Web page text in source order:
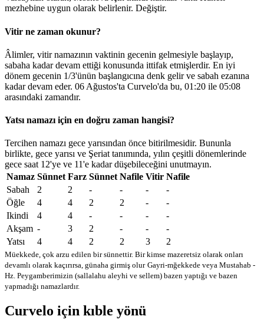
mezhebine uygun olarak belirlenir. Değiştir.
Vitir ne zaman okunur?
Âlimler, vitir namazının vaktinin gecenin gelmesiyle başlayıp,
sabaha kadar devam ettiği konusunda ittifak etmişlerdir. En iyi
dönem gecenin 1/3'ünün başlangıcına denk gelir ve sabah ezanına
kadar devam eder. 06 Ağustos'ta Curvelo'da bu, 01:20 ile 05:08
arasındaki zamandır.
Yatsı namazı için en doğru zaman hangisi?
Tercihen namazı gece yarısından önce bitirilmesidir. Bununla
birlikte, gece yarısı ve Şeriat tanımında, yılın çeşitli dönemlerinde
gece saat 12'ye ve 11'e kadar düşebileceğini unutmayın.
Namaz Sünnet Farz Sünnet Nafile Vitir Nafile
Sabah
2 2 - - -
-
Öğle
4 4 2 2 -
-
Ikindi
4 4 - - -
-
Akşam - 3 2 - -
-
Yatsı
4 4 2 2 3 2
Müekkede, çok arzu edilen bir sünnettir. Bir kimse mazeretsiz olarak onları
devamlı olarak kaçırırsa, günaha girmiş olur Gayri-mğekkede veya Mustahab -
Hz. Peygamberimizin (sallalahu aleyhi ve sellem) bazen yaptığı ve bazen
yapmadığı namazlardır.
Curvelo için kıble yönü